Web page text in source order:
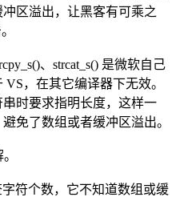
区溢出，让黑客有可乘之
、strcat_s() 是微软自己
，在其它编译器下无效。
时要求指明长度，这样一
免了数组或者缓冲区溢出。
符个数，它不知道数组或缓